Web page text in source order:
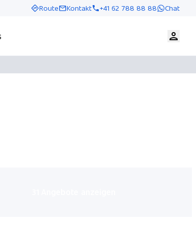
Route Kontakt +41 62 788 88 88 Chat